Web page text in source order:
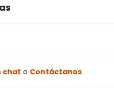
chat o Contáctanos